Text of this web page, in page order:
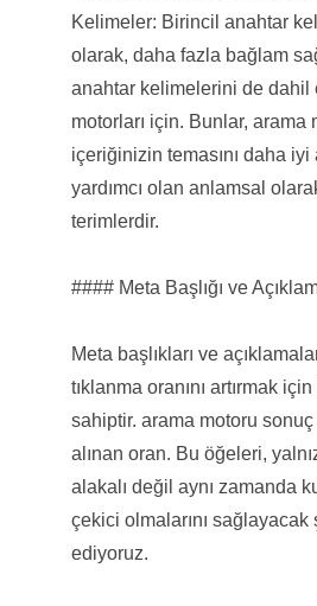
Kelimeler: Birincil anahtar
olarak, daha fazla bağlam
anahtar kelimelerini de dahil
motorları için. Bunlar, arama
içeriğinizin temasını daha iyi
yardımcı olan anlamsal
terimlerdir.
#### Meta Başlığı ve
Meta başlıkları ve
tıklanma oranını artırmak
sahiptir. arama motoru sonuç
alınan oran. Bu öğeleri,
alakalı değil aynı zamanda
çekici olmalarını
ediyoruz.